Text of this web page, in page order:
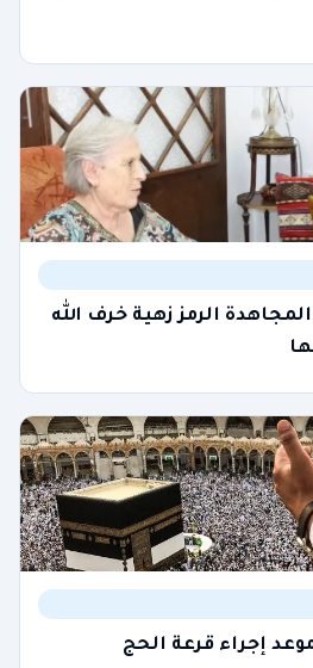
الرمز زهية خرف الله
إجراء قرعة الحج